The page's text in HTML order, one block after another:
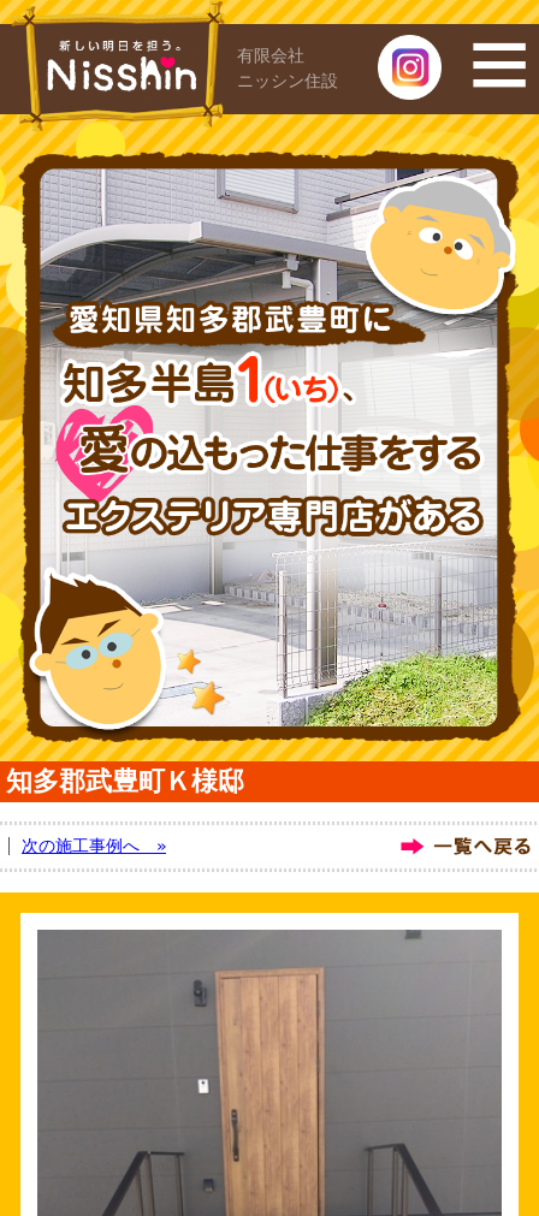
有限会社
ニッシン住設
知多郡武豊町Ｋ様邸
次の施工事例へ »